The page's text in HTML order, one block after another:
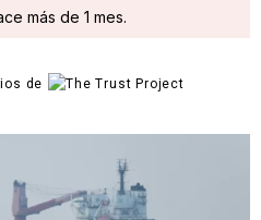
más de 1 mes.
de